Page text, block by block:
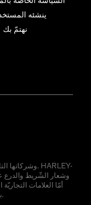
ينشئه
نهتمّ بك
بأطراف ثالثة فتعود ملكيتها لهم.